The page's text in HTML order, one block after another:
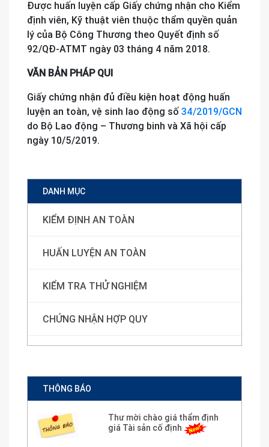
Được huấn luyện cấp Giấy chứng nhận cho Kiểm
định viên, Kỹ thuật viên thuộc thẩm quyền quản
lý của Bộ Công Thương theo Quyết định số
92/QĐ-ATMT ngày 03 tháng 4 năm 2018.
VĂN BẢN PHÁP QUI
Giấy chứng nhận đủ điều kiện hoạt động huấn
luyện an toàn, vệ sinh lao động số 34/2019/GCN
do Bộ Lao động – Thương binh và Xã hội cấp
ngày 10/5/2019.
DANH MỤC
KIỂM ĐỊNH AN TOÀN
HUẤN LUYỆN AN TOÀN
KIỂM TRA THỬ NGHIỆM
CHỨNG NHẬN HỢP QUY
THÔNG BÁO
Thư mời chào giá thẩm định
giá Tài sản cố định